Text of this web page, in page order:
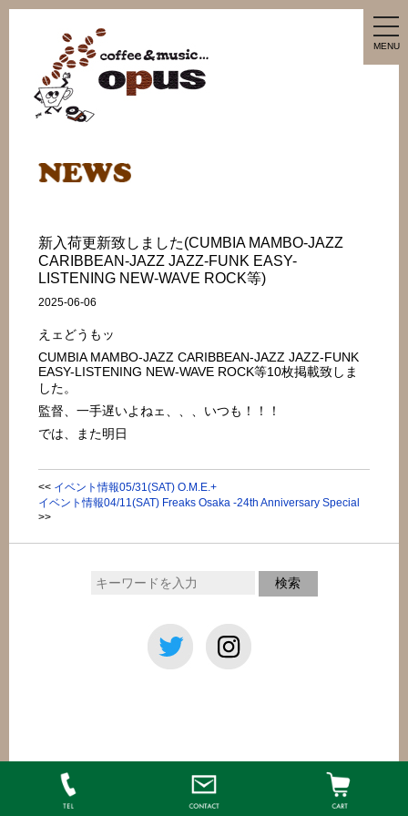
MENU
新入荷更新致しました(CUMBIA MAMBO-JAZZ
CARIBBEAN-JAZZ JAZZ-FUNK EASY-
LISTENING NEW-WAVE ROCK等)
2025-06-06
えェどうもッ
CUMBIA MAMBO-JAZZ CARIBBEAN-JAZZ JAZZ-FUNK
EASY-LISTENING NEW-WAVE ROCK等10枚掲載致しま
した。
監督、一手遅いよねェ、、、いつも！！！
では、また明日
<< イベント情報05/31(SAT) O.M.E.+
イベント情報04/11(SAT) Freaks Osaka -24th Anniversary Special
>>